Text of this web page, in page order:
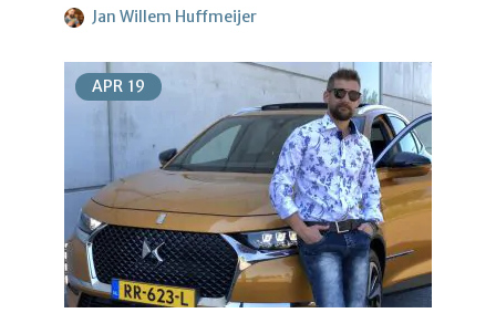
Jan Willem Huffmeijer
APR 19